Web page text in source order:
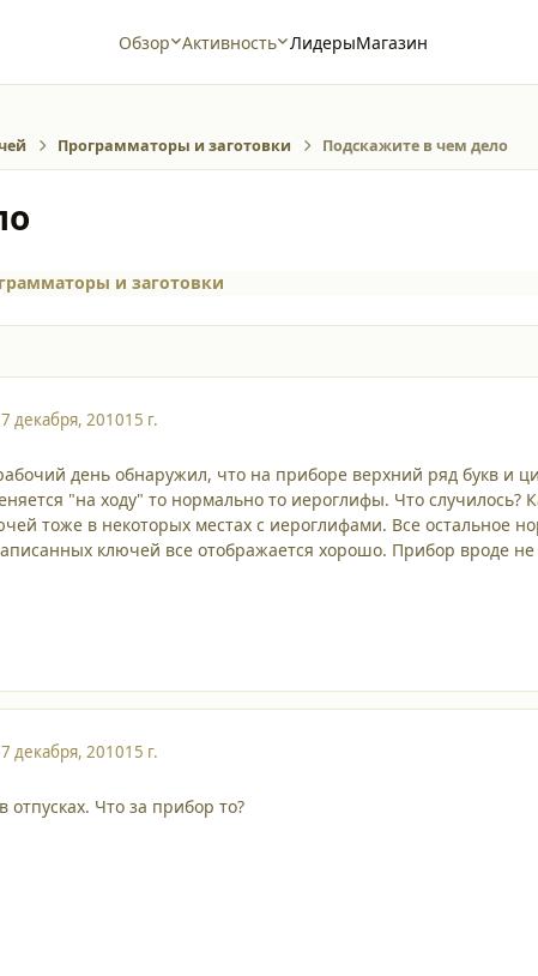
Обзор Активность ЛидерыМагазин
Программаторы и заготовки Подскажите в чем дело
и заготовки
7 декабря, 201015 г.
день обнаружил, что на приборе верхний ряд букв и
"на ходу" то нормально то иероглифы. Что
тоже в некоторых местах с иероглифами. Все остальное
ключей все отображается хорошо. Прибор вроде
7 декабря, 201015 г.
отпусках. Что за прибор то?